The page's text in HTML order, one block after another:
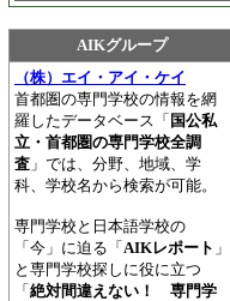
AIKグループ
（株）エイ・アイ・ケイ
首都圏の専門学校の情報を網
羅したデータベース「 国公私
立・首都圏の専門学校全調
査 」では、分野、地域、学
科、学校名から検索が可能。
専門学校と日本語学校の
「今」に迫る「 AIKレポート 」
と専門学校探しに役に立つ
「 絶対間違えない！ 専門学